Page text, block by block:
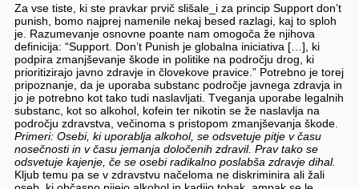
Za vse tiste, ki ste pravkar prvič slišale_i za princip Support don’t
punish, bomo najprej namenile nekaj besed razlagi, kaj to sploh
je. Razumevanje osnovne poante nam omogoča že njihova
definicija: “Support. Don’t Punish je globalna iniciativa […], ki
podpira zmanjševanje škode in politike na področju drog, ki
prioritizirajo javno zdravje in človekove pravice.” Potrebno je torej
pripoznanje, da je uporaba substanc področje javnega zdravja in
jo je potrebno kot tako tudi naslavljati. Tveganja uporabe legalnih
substanc, kot so alkohol, kofein ter nikotin se že naslavlja na
področju zdravstva, večinoma s pristopom zmanjševanja škode.
Primeri: Osebi, ki uporablja alkohol, se odsvetuje pitje v času
nosečnosti in v času jemanja določenih zdravil. Prav tako se
odsvetuje kajenje, če se osebi radikalno poslabša zdravje dihal.
Kljub temu pa se v zdravstvu načeloma ne diskriminira ali žali